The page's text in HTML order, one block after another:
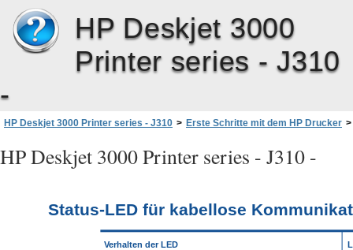
HP Deskjet 3000
Printer series - J310
-
HP Deskjet 3000 Printer series - J310 > Erste Schritte mit dem HP Drucker >
HP Deskjet 3000 Printer series - J310 -
Status-LED für kabellose
Verhalten der LED